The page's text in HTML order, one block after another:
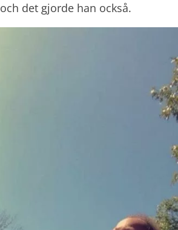
och det gjorde han också.